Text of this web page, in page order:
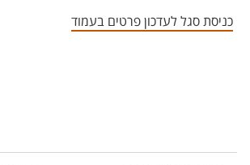
כניסת סגל לעדכון פרטים בעמוד